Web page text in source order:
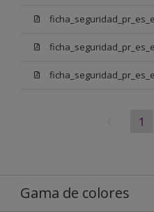
1
Gama de colores